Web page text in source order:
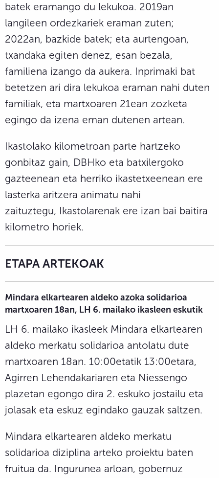
batek eramango du lekukoa. 2019an
langileen ordezkariek eraman zuten;
2022an, bazkide batek; eta aurtengoan,
txandaka egiten denez, esan bezala,
familiena izango da aukera. Inprimaki bat
betetzen ari dira lekukoa eraman nahi duten
familiak, eta martxoaren 21ean zozketa
egingo da izena eman dutenen artean.
Ikastolako kilometroan parte hartzeko
gonbitaz gain, DBHko eta batxilergoko
gazteenean eta herriko ikastetxeenean ere
lasterka aritzera animatu nahi
zaituztegu, Ikastolarenak ere izan bai baitira
kilometro horiek.
ETAPA ARTEKOAK
Mindara elkartearen aldeko azoka solidarioa
martxoaren 18an, LH 6. mailako ikasleen eskutik
LH 6. mailako ikasleek Mindara elkartearen
aldeko merkatu solidarioa antolatu dute
martxoaren 18an. 10:00etatik 13:00etara,
Agirren Lehendakariaren eta Niessengo
plazetan egongo dira 2. eskuko jostailu eta
jolasak eta eskuz egindako gauzak saltzen.
Mindara elkartearen aldeko merkatu
solidarioa diziplina arteko proiektu baten
fruitua da. Ingurunea arloan, gobernuz